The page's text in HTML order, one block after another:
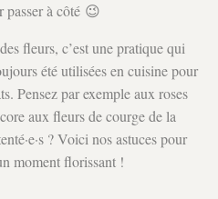
passer à côté 😉
fleurs, c’est une pratique qui
été utilisées en cuisine pour
Pensez par exemple aux roses
aux fleurs de courge de la
? Voici nos astuces pour
moment florissant !